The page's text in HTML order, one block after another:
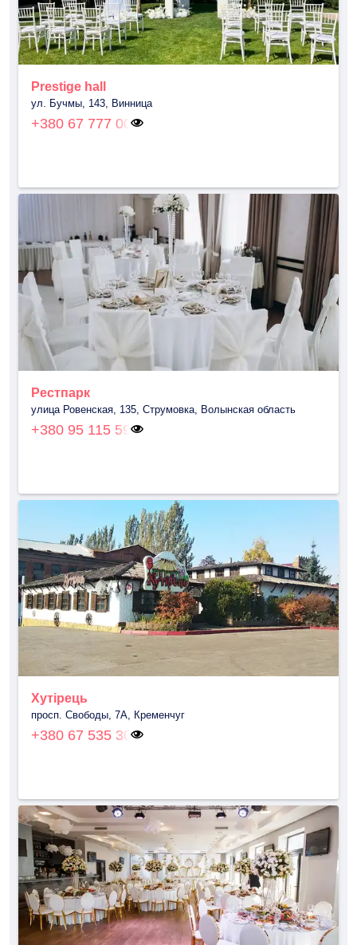
Prestige hall
ул. Бучмы, 143, Винница
+380 67 777 00
Рестпарк
улица Ровенская, 135, Струмовка, Волынская область
+380 95 115 59
Хутірець
просп. Свободы, 7А, Кременчуг
+380 67 535 30